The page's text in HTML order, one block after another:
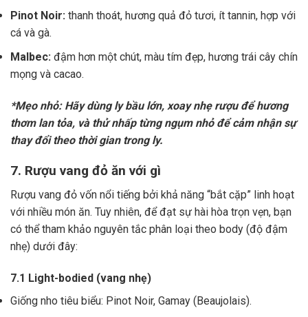
Pinot Noir: thanh thoát, hương quả đỏ tươi, ít tannin, hợp với
cá và gà.
Malbec: đậm hơn một chút, màu tím đẹp, hương trái cây chín
mọng và cacao.
*Mẹo nhỏ: Hãy dùng ly bầu lớn, xoay nhẹ rượu để hương
thơm lan tỏa, và thử nhấp từng ngụm nhỏ để cảm nhận sự
thay đổi theo thời gian trong ly.
7. Rượu vang đỏ ăn với gì
Rượu vang đỏ vốn nổi tiếng bởi khả năng “bắt cặp” linh hoạt
với nhiều món ăn. Tuy nhiên, để đạt sự hài hòa trọn vẹn, bạn
có thể tham khảo nguyên tắc phân loại theo body (độ đậm
nhẹ) dưới đây:
7.1 Light-bodied (vang nhẹ)
Giống nho tiêu biểu: Pinot Noir, Gamay (Beaujolais).